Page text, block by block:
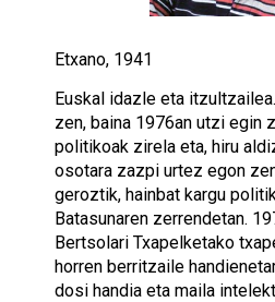
Etxano, 1941
Euskal idazle eta
zen, baina 1976an utzi egin
politikoak zirela eta, hiru
osotara zazpi urtez egon
geroztik, hainbat kargu
Batasunaren zerrendetan.
Bertsolari Txapelketako
horren berritzaile
dosi handia eta maila